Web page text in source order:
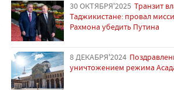
30 ОКТЯБРЯ'2025 Транзит
Таджикистане: провал
Рахмона убедить Путина
8 ДЕКАБРЯ'2024
уничтожением режима